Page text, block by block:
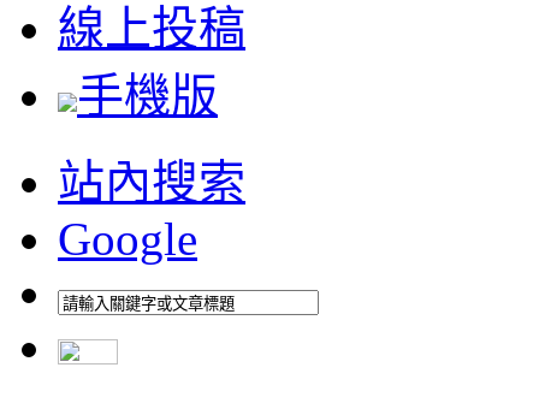
線上投稿
手機版
站內搜索
Google